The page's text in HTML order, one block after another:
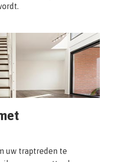
uw traptreden te